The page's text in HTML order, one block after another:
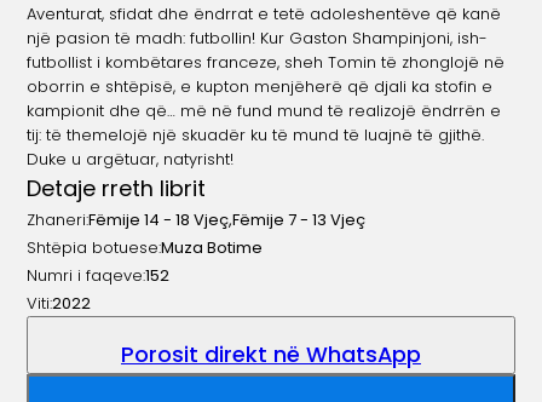
Aventurat, sfidat dhe ëndrrat e tetë adoleshentëve që kanë
një pasion të madh: futbollin! Kur Gaston Shampinjoni, ish-
futbollist i kombëtares franceze, sheh Tomin të zhonglojë në
oborrin e shtëpisë, e kupton menjëherë që djali ka stofin e
kampionit dhe që… më në fund mund të realizojë ëndrrën e
tij: të themelojë një skuadër ku të mund të luajnë të gjithë.
Duke u argëtuar, natyrisht!
Detaje rreth librit
Zhaneri:Fëmije 14 - 18 Vjeç,Fëmije 7 - 13 Vjeç
Shtëpia botuese:Muza Botime
Numri i faqeve:152
Viti:2022
Porosit direkt në WhatsApp